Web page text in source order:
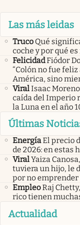
Las más leidas
Truco Qué
coche y por qué
FelicidadFiódor
“Colón no fue
América, sino
ViralIsaac
caída del Imperio
la Luna en el año
Últimas
EnergíaEl precio
de 2026: en estas
ViralYaiza
tuviera un hijo, le
por no emprender
EmpleoRaj
rico tienen
Actualidad